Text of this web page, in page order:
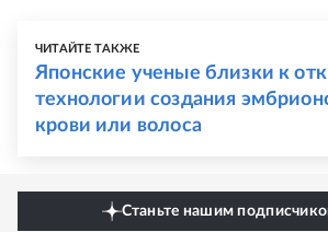
ЧИТАЙТЕ ТАКЖЕ
Японские ученые близки к
технологии создания
крови или волоса
Станьте нашим